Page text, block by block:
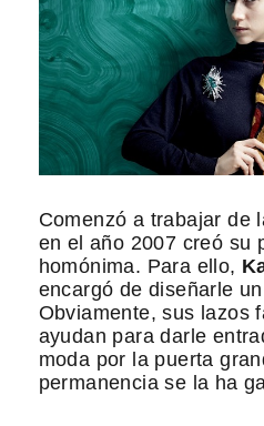
Comenzó a trabajar de
en el año 2007 creó su
homónima. Para ello,
encargó de diseñarle
Obviamente, sus lazos
ayudan para darle
moda por la puerta
permanencia se la ha